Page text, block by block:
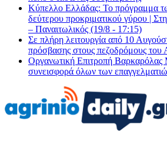
Κύπελλο Ελλάδας: Το πρόγραμμα
δεύτερου προκριματικού γύρου |
– Παναιτωλικός (19/8 - 17:15)
Σε πλήρη λειτουργία από 10
πρόσβασης στους πεζοδρόμους του
Οργανωτική Επιτροπή Βαρκαρόλας
συνεισφορά όλων των